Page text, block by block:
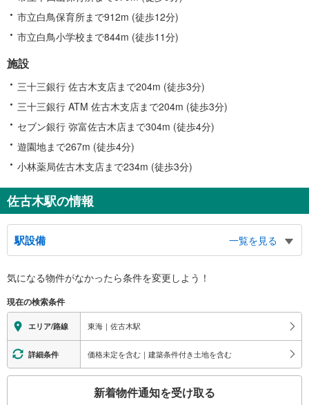
市立白鳥保育所まで912m (徒歩12分)
市立白鳥小学校まで844m (徒歩11分)
施設
三十三銀行 佐古木支店まで204m (徒歩3分)
三十三銀行 ATM 佐古木支店まで204m (徒歩3分)
セブン銀行 弥富佐古木店まで304m (徒歩4分)
遊園地まで267m (徒歩4分)
小林薬局佐古木支店まで234m (徒歩3分)
佐古木駅の情報
駅設備
一覧を見る
※段差なしでの移動経路
地上⇔改札⇔ホーム：△（スロープ（車椅子専用通路））
スロープ
・各ホーム⇔地上階（※車いす専用通路のため要駅員連絡）
気になる物件がなかったら条件を変更しよう！
現在の検索条件
エリア/路線 東海｜佐古木駅
詳細条件 価格未定を含む｜建築条件付き土地を含む
新着物件通知を受け取る